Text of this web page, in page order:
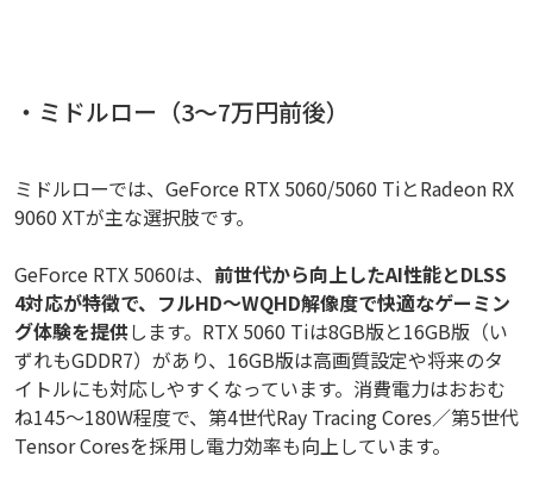
・ミドルロー（3〜7万円前後）
ミドルローでは、GeForce RTX 5060/5060 TiとRadeon RX
9060 XTが主な選択肢です。
GeForce RTX 5060は、 前世代から向上したAI性能とDLSS
4対応が特徴で、フルHD～WQHD解像度で快適なゲーミン
グ体験を提供します。RTX 5060 Tiは8GB版と16GB版（い
ずれもGDDR7）があり、16GB版は高画質設定や将来のタ
イトルにも対応しやすくなっています。消費電力はおおむ
ね145～180W程度で、第4世代Ray Tracing Cores／第5世代
Tensor Coresを採用し電力効率も向上しています。